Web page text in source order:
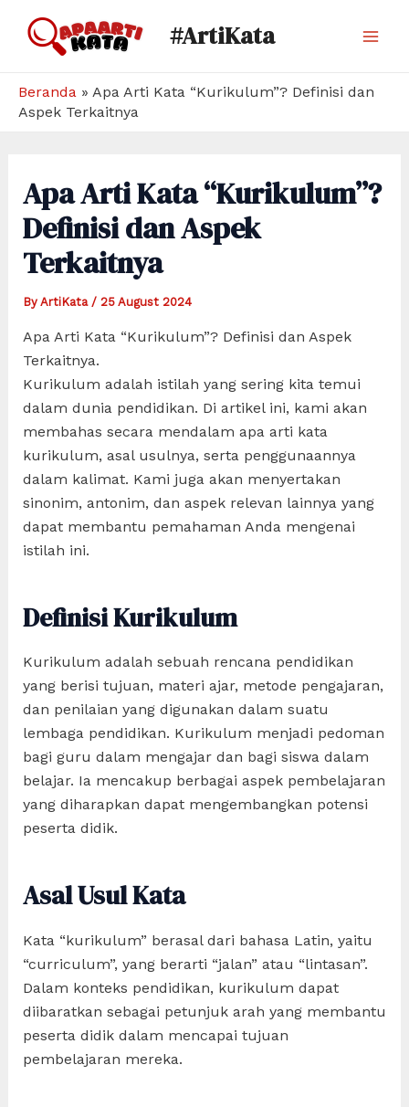
#ArtiKata
Beranda » Apa Arti Kata “Kurikulum”? Definisi dan
Aspek Terkaitnya
Apa Arti Kata “Kurikulum”?
Definisi dan Aspek
Terkaitnya
By ArtiKata / 25 August 2024
Apa Arti Kata “Kurikulum”? Definisi dan Aspek
Terkaitnya.
Kurikulum adalah istilah yang sering kita temui
dalam dunia pendidikan. Di artikel ini, kami akan
membahas secara mendalam apa arti kata
kurikulum, asal usulnya, serta penggunaannya
dalam kalimat. Kami juga akan menyertakan
sinonim, antonim, dan aspek relevan lainnya yang
dapat membantu pemahaman Anda mengenai
istilah ini.
Definisi Kurikulum
Kurikulum adalah sebuah rencana pendidikan
yang berisi tujuan, materi ajar, metode pengajaran,
dan penilaian yang digunakan dalam suatu
lembaga pendidikan. Kurikulum menjadi pedoman
bagi guru dalam mengajar dan bagi siswa dalam
belajar. Ia mencakup berbagai aspek pembelajaran
yang diharapkan dapat mengembangkan potensi
peserta didik.
Asal Usul Kata
Kata “kurikulum” berasal dari bahasa Latin, yaitu
“curriculum”, yang berarti “jalan” atau “lintasan”.
Dalam konteks pendidikan, kurikulum dapat
diibaratkan sebagai petunjuk arah yang membantu
peserta didik dalam mencapai tujuan
pembelajaran mereka.